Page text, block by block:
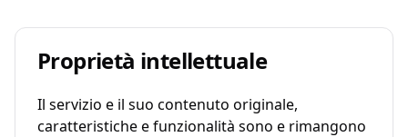
Proprietà intellettuale
Il servizio e il suo contenuto originale,
caratteristiche e funzionalità sono e rimangono